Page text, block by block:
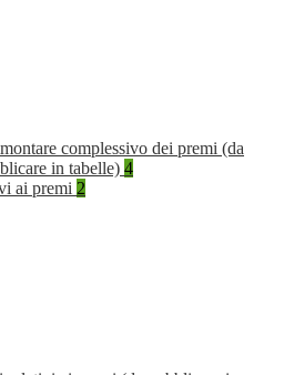
complessivo dei premi (da
in tabelle) 4
ai premi 2